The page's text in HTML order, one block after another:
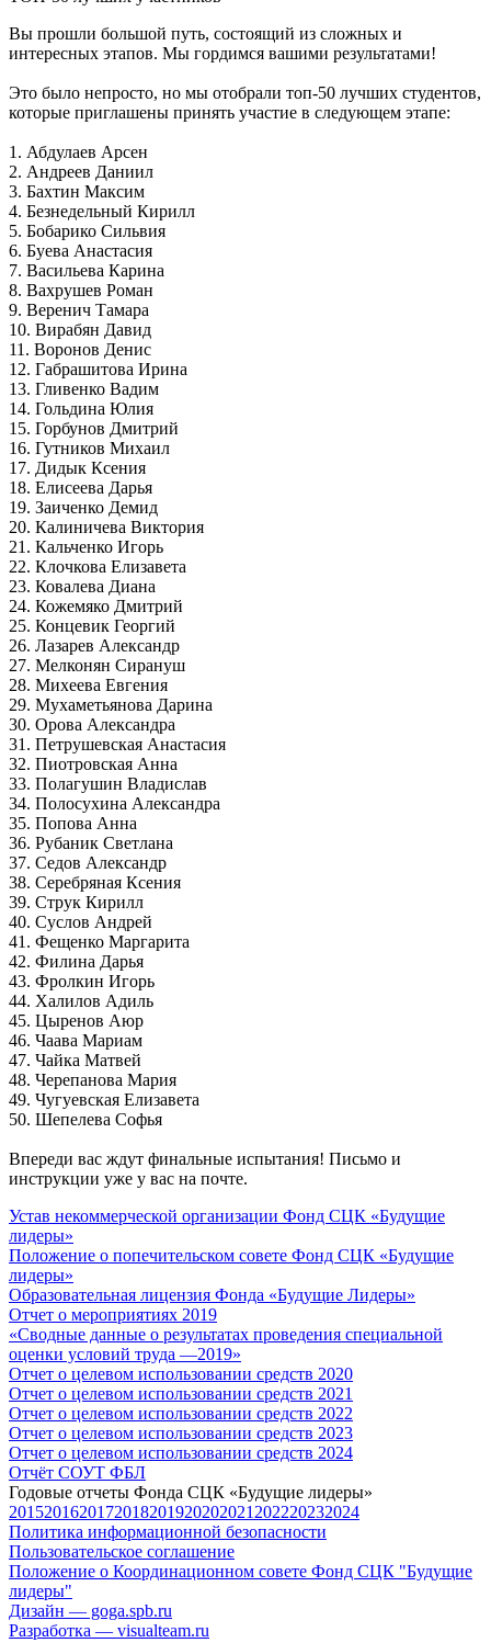
Вы прошли большой путь, состоящий из сложных и
интересных этапов. Мы гордимся вашими результатами!
Это было непросто, но мы отобрали топ-50 лучших студентов,
которые приглашены принять участие в следующем этапе:
1. Абдулаев Арсен
2. Андреев Даниил
3. Бахтин Максим
4. Безнедельный Кирилл
5. Бобарико Сильвия
6. Буева Анастасия
7. Васильева Карина
8. Вахрушев Роман
9. Веренич Тамара
10. Вирабян Давид
11. Воронов Денис
12. Габрашитова Ирина
13. Гливенко Вадим
14. Гольдина Юлия
15. Горбунов Дмитрий
16. Гутников Михаил
17. Дидык Ксения
18. Елисеева Дарья
19. Заиченко Демид
20. Калиничева Виктория
21. Кальченко Игорь
22. Клочкова Елизавета
23. Ковалева Диана
24. Кожемяко Дмитрий
25. Концевик Георгий
26. Лазарев Александр
27. Мелконян Сирануш
28. Михеева Евгения
29. Мухаметьянова Дарина
30. Орова Александра
31. Петрушевская Анастасия
32. Пиотровская Анна
33. Полагушин Владислав
34. Полосухина Александра
35. Попова Анна
36. Рубаник Светлана
37. Седов Александр
38. Серебряная Ксения
39. Струк Кирилл
40. Суслов Андрей
41. Фещенко Маргарита
42. Филина Дарья
43. Фролкин Игорь
44. Халилов Адиль
45. Цыренов Аюр
46. Чаава Мариам
47. Чайка Матвей
48. Черепанова Мария
49. Чугуевская Елизавета
50. Шепелева Софья
Впереди вас ждут финальные испытания! Письмо и
инструкции уже у вас на почте.
Устав некоммерческой организации Фонд СЦК «Будущие
лидеры»
Положение о попечительском совете Фонд СЦК «Будущие
лидеры»
Образовательная лицензия Фонда «Будущие Лидеры»
Отчет о мероприятиях 2019
«Cводные данные о результатах проведения специальной
оценки условий труда —2019»
Отчет о целевом использовании средств 2020
Отчет о целевом использовании средств 2021
Отчет о целевом использовании средств 2022
Отчет о целевом использовании средств 2023
Отчет о целевом использовании средств 2024
Отчёт СОУТ ФБЛ
Годовые отчеты Фонда СЦК «Будущие лидеры»
2015201620172018201920202021 202220232024
Политика информационной безопасности
Пользовательское соглашение
Положение о Координационном совете Фонд СЦК "Будущие
лидеры"
Дизайн — goga.spb.ru
Разработка — visualteam.ru